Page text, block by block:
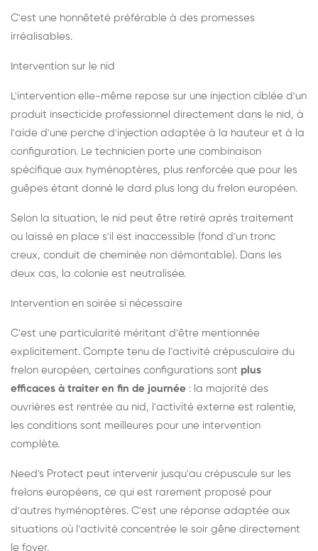
C'est une honnêteté préférable à des promesses
irréalisables.
Intervention sur le nid
L'intervention elle-même repose sur une injection ciblée d'un
produit insecticide professionnel directement dans le nid, à
l'aide d'une perche d'injection adaptée à la hauteur et à la
configuration. Le technicien porte une combinaison
spécifique aux hyménoptères, plus renforcée que pour les
guêpes étant donné le dard plus long du frelon européen.
Selon la situation, le nid peut être retiré après traitement
ou laissé en place s'il est inaccessible (fond d'un tronc
creux, conduit de cheminée non démontable). Dans les
deux cas, la colonie est neutralisée.
Intervention en soirée si nécessaire
C'est une particularité méritant d'être mentionnée
explicitement. Compte tenu de l'activité crépusculaire du
frelon européen, certaines configurations sont plus
efficaces à traiter en fin de journée : la majorité des
ouvrières est rentrée au nid, l'activité externe est ralentie,
les conditions sont meilleures pour une intervention
complète.
Need's Protect peut intervenir jusqu'au crépuscule sur les
frelons européens, ce qui est rarement proposé pour
d'autres hyménoptères. C'est une réponse adaptée aux
situations où l'activité concentrée le soir gêne directement
le foyer.